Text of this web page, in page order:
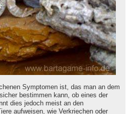
Symptomen ist, das man an dem
bestimmen kann, ob eines der
dies jedoch meist an den
aufweisen, wie Verkriechen oder